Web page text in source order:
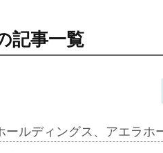
記事一覧
ールディングス、アエラ